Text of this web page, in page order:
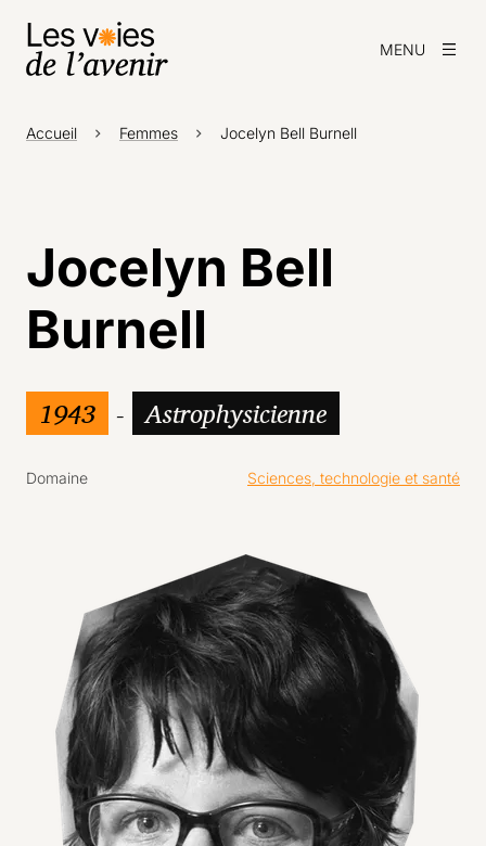
MENU
Accueil Femmes Jocelyn Bell Burnell
Jocelyn Bell
Burnell
1943 - Astrophysicienne
Domaine Sciences, technologie et santé